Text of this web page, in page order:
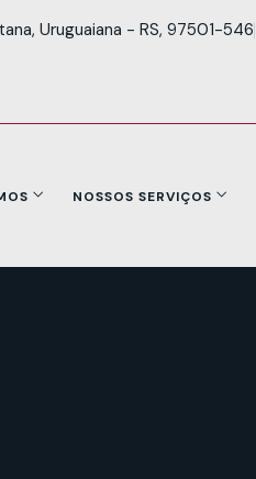
Uruguaiana - RS, 97501-546
NOSSOS SERVIÇOS